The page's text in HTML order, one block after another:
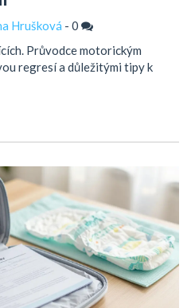
Hrušková - 0
Průvodce motorickým
regresí a důležitými tipy k